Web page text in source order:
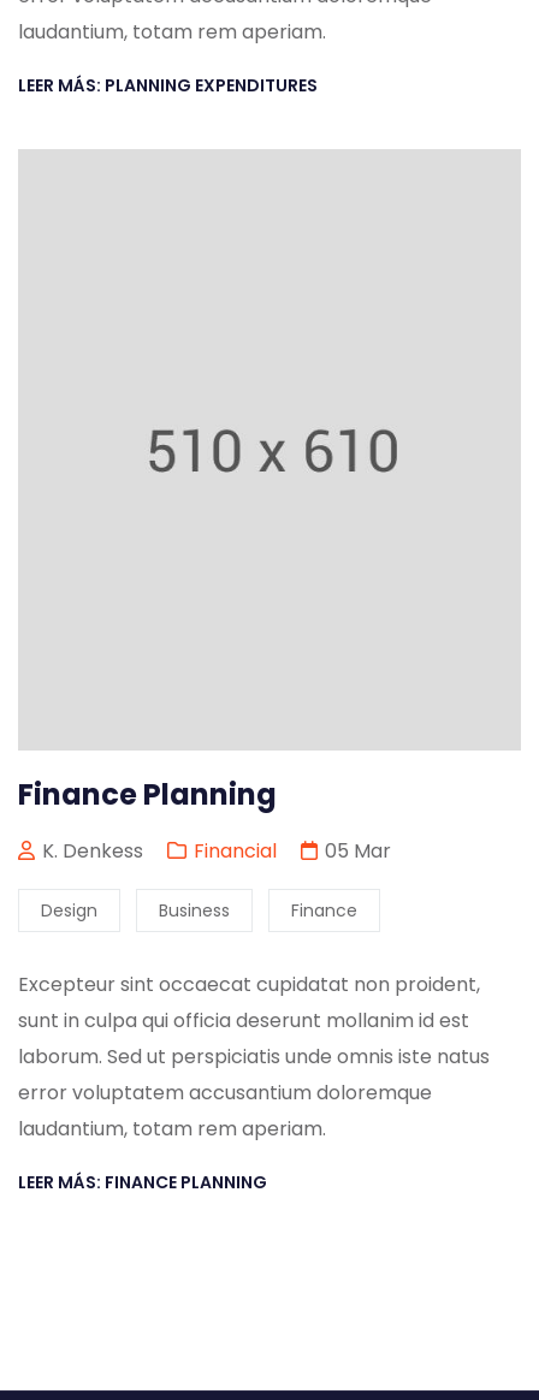
laudantium, totam rem aperiam.
LEER MÁS: PLANNING EXPENDITURES
Finance Planning
K. Denkess Financial 05 Mar
Design Business Finance
Excepteur sint occaecat cupidatat non proident,
sunt in culpa qui officia deserunt mollanim id est
laborum. Sed ut perspiciatis unde omnis iste natus
error voluptatem accusantium doloremque
laudantium, totam rem aperiam.
LEER MÁS: FINANCE PLANNING